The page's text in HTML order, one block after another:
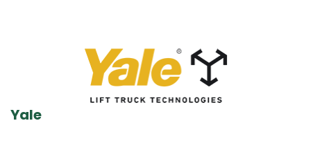
Yale